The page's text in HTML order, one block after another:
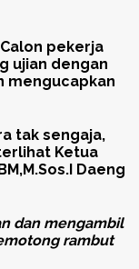
pekerja
ujian dengan
mengucapkan
tak sengaja,
Ketua
Daeng
dan mengambil
rambut